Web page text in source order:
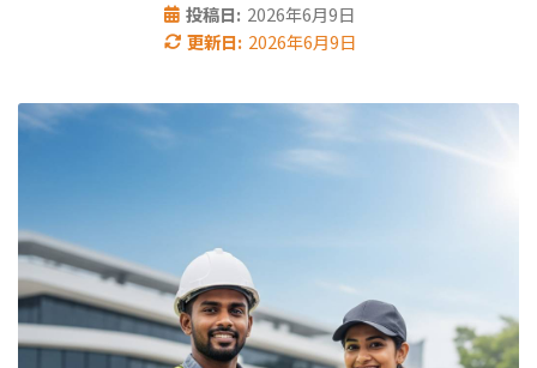
投稿日: 2026年6月9日
更新日: 2026年6月9日